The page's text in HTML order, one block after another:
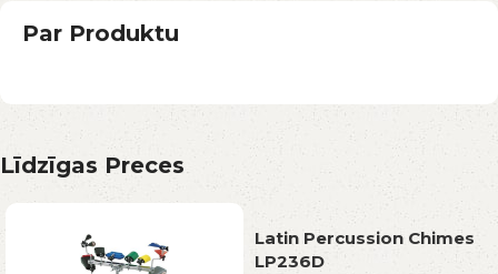
Par Produktu
Līdzīgas Preces
Latin Percussion Chimes
LP236D